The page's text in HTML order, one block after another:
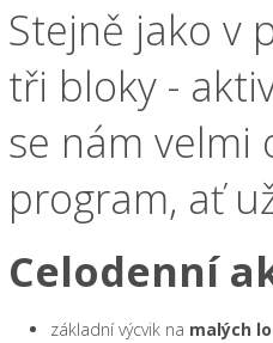
Stejně jako v
tři bloky -
se nám velmi
program, ať
Celodenní
základní výcvik na malých